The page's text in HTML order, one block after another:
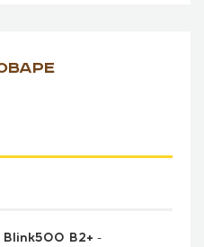
Blink500 B2+ -